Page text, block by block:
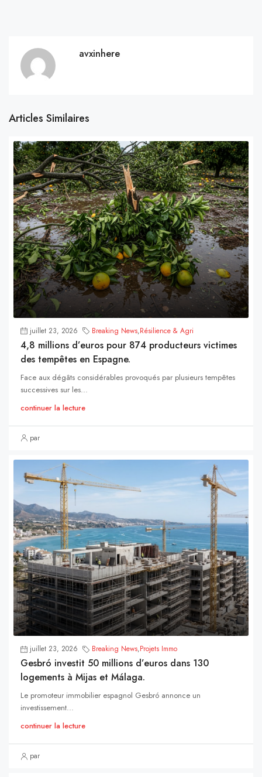
avxinhere
Articles Similaires
juillet 23, 2026 Breaking News,Résilience & Agri
4,8 millions d’euros pour 874 producteurs victimes
des tempêtes en Espagne.
Face aux dégâts considérables provoqués par plusieurs tempêtes
successives sur les...
continuer la lecture
par
juillet 23, 2026 Breaking News,Projets Immo
Gesbró investit 50 millions d’euros dans 130
logements à Mijas et Málaga.
Le promoteur immobilier espagnol Gesbró annonce un
investissement...
continuer la lecture
par